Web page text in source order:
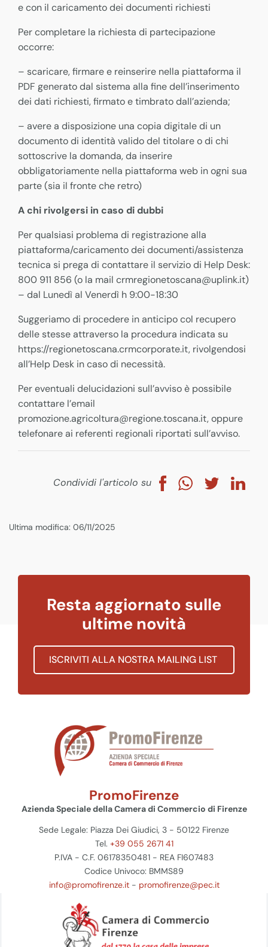
e con il caricamento dei documenti richiesti
Per completare la richiesta di partecipazione
occorre:
– scaricare, firmare e reinserire nella piattaforma il
PDF generato dal sistema alla fine dell’inserimento
dei dati richiesti, firmato e timbrato dall’azienda;
– avere a disposizione una copia digitale di un
documento di identità valido del titolare o di chi
sottoscrive la domanda, da inserire
obbligatoriamente nella piattaforma web in ogni sua
parte (sia il fronte che retro)
A chi rivolgersi in caso di dubbi
Per qualsiasi problema di registrazione alla
piattaforma/caricamento dei documenti/assistenza
tecnica si prega di contattare il servizio di Help Desk:
800 911 856 (o la mail crmregionetoscana@uplink.it)
– dal Lunedì al Venerdì h 9:00-18:30
Suggeriamo di procedere in anticipo col recupero
delle stesse attraverso la procedura indicata su
https://regionetoscana.crmcorporate.it, rivolgendosi
all’Help Desk in caso di necessità.
Per eventuali delucidazioni sull’avviso è possibile
contattare l’email
promozione.agricoltura@regione.toscana.it, oppure
telefonare ai referenti regionali riportati sull’avviso.
Condividi l'articolo su
Ultima modifica: 06/11/2025
Resta aggiornato sulle
ultime novità
ISCRIVITI ALLA NOSTRA MAILING LIST
PromoFirenze
Azienda Speciale della Camera di Commercio di Firenze
Sede Legale: Piazza Dei Giudici, 3 - 50122 Firenze
Tel. +39 055 2671 41
P.IVA - C.F. 06178350481 - REA FI607483
Codice Univoco: BMMS89
info@promofirenze.it- promofirenze@pec.it